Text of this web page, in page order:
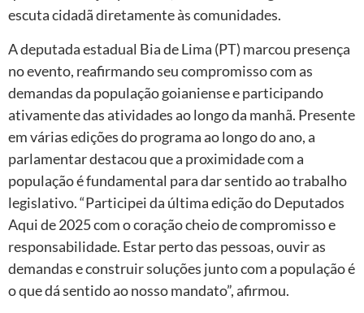
escuta cidadã diretamente às comunidades.
A deputada estadual Bia de Lima (PT) marcou presença
no evento, reafirmando seu compromisso com as
demandas da população goianiense e participando
ativamente das atividades ao longo da manhã. Presente
em várias edições do programa ao longo do ano, a
parlamentar destacou que a proximidade com a
população é fundamental para dar sentido ao trabalho
legislativo. “Participei da última edição do Deputados
Aqui de 2025 com o coração cheio de compromisso e
responsabilidade. Estar perto das pessoas, ouvir as
demandas e construir soluções junto com a população é
o que dá sentido ao nosso mandato”, afirmou.